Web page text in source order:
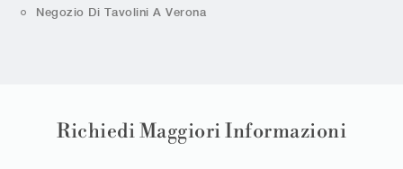
Negozio Di Tavolini A Verona
Richiedi Maggiori Informazioni